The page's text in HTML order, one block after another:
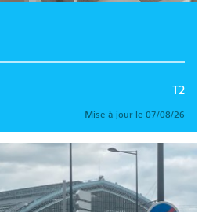
T2
Mise à jour le 07/08/26